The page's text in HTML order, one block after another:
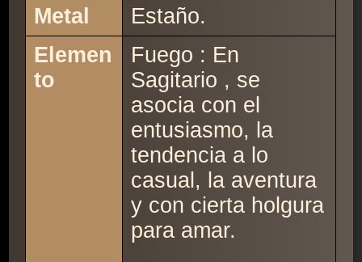
Metal
Estaño.
Elemen
to
Fuego : En
Sagitario , se
asocia con el
entusiasmo, la
tendencia a lo
casual, la aventura
y con cierta holgura
para amar.